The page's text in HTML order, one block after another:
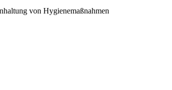
von Hygienemaßnahmen